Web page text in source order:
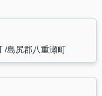
島尻郡八重瀬町